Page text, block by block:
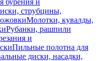
бурения и
струбцины,
Молотки, кувалды,
Рубанки, рашпили
и
Пильные полотна для
диски, насадки,